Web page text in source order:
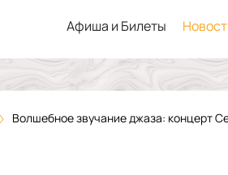
Афиша и Билеты
Волшебное звучание джаза: концерт